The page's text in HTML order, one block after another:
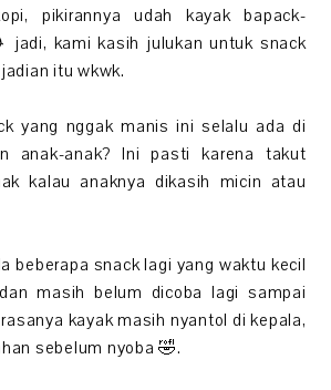
pikirannya udah kayak bapack-
jadi, kami kasih julukan untuk snack
itu wkwk.
yang nggak manis ini selalu ada di
anak-anak? Ini pasti karena takut
kalau anaknya dikasih micin atau
beberapa snack lagi yang waktu kecil
masih belum dicoba lagi sampai
kayak masih nyantol di kepala,
sebelum nyoba 🤣.